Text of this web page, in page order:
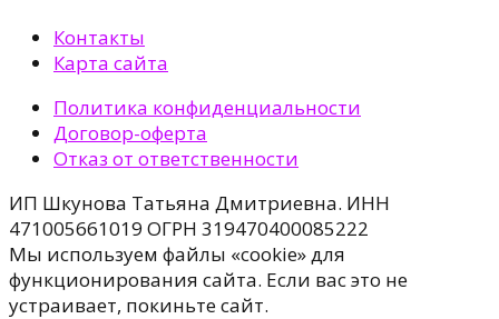
Контакты
Карта сайта
Политика конфиденциальности
Договор-оферта
Отказ от ответственности
ИП Шкунова Татьяна Дмитриевна. ИНН
471005661019 ОГРН 319470400085222
Мы используем файлы «cookie» для
функционирования сайта. Если вас это не
устраивает, покиньте сайт.